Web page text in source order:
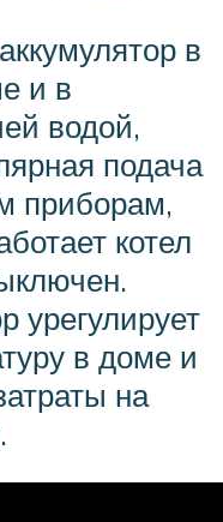
в
и в
водой,
подача
приборам,
котел
урегулирует
в доме и
на